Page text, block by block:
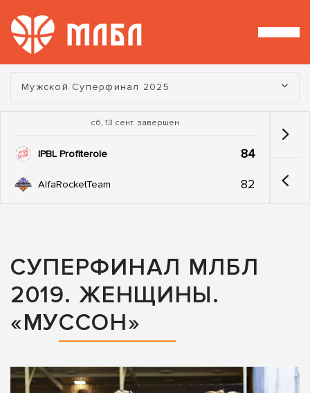
Турнир:
Мужской Суперфинал 2025
сб, 13 сент. завершен
IPBL Profiterole 84
AlfaRocketTeam 82
СУПЕРФИНАЛ МЛБЛ
2019. ЖЕНЩИНЫ.
«МУССОН»